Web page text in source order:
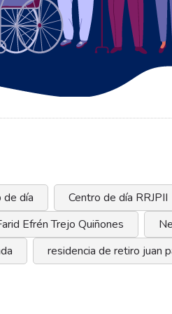
de día Centro de día RRJPII
Efrén Trejo Quiñones
residencia de retiro juan